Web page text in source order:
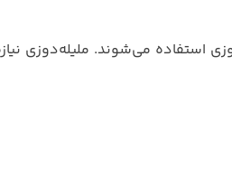
استفاده می‌شوند. ملیله‌دوزی